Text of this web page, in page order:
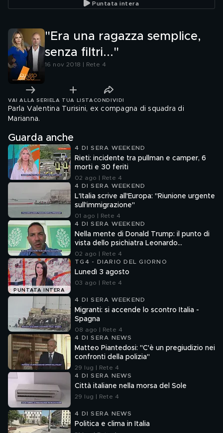
Puntata intera
"Era una ragazza semplice,
senza filtri..."
16 nov 2018 | Rete 4
VAI ALLA SERIE LA TUA LISTA CONDIVIDI
Parla Valentina Turisini, ex compagna di squadra di
Marianna.
Guarda anche
4 DI SERA WEEKEND
Rieti: incidente tra pullman e camper, 6
morti e 30 feriti
02 ago | Rete 4
4 DI SERA WEEKEND
L'Italia scrive all'Europa: "Riunione urgente
sull'immigrazione"
01 ago | Rete 4
4 DI SERA WEEKEND
Nella mente di Donald Trump: il punto di
vista dello psichiatra Leonardo
Mendolicchio
02 ago | Rete 4
PUNTATA INTERA
TG4 - DIARIO DEL GIORNO
Lunedì 3 agosto
03 ago | Rete 4
4 DI SERA WEEKEND
Migranti: si accende lo scontro Italia -
Spagna
08 ago | Rete 4
4 DI SERA NEWS
Matteo Piantedosi: "C'è un pregiudizio nei
confronti della polizia"
29 lug | Rete 4
4 DI SERA NEWS
Città italiane nella morsa del Sole
29 lug | Rete 4
4 DI SERA NEWS
Politica e clima in Italia